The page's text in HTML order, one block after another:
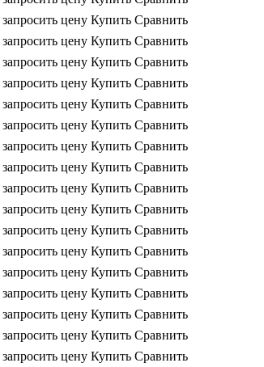
запросить цену Купить Сравнить
запросить цену Купить Сравнить
запросить цену Купить Сравнить
запросить цену Купить Сравнить
запросить цену Купить Сравнить
запросить цену Купить Сравнить
запросить цену Купить Сравнить
запросить цену Купить Сравнить
запросить цену Купить Сравнить
запросить цену Купить Сравнить
запросить цену Купить Сравнить
запросить цену Купить Сравнить
запросить цену Купить Сравнить
запросить цену Купить Сравнить
запросить цену Купить Сравнить
запросить цену Купить Сравнить
запросить цену Купить Сравнить